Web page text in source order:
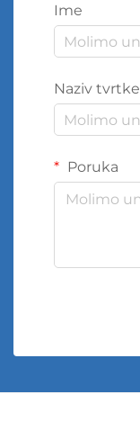
Ime
Naziv tvrtke
Poruka